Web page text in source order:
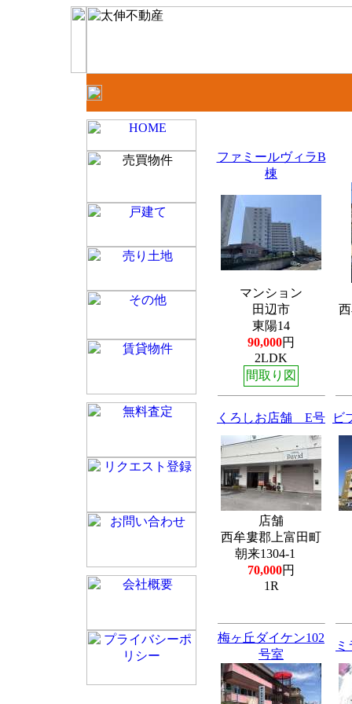
ファミールヴィラB
棟
マンション
田辺市
東陽14
90,000円
2LDK
間取り図
くろしお店舗 E号 ビ
店舗
西牟婁郡上富田町
朝来1304-1
70,000円
1R
梅ヶ丘ダイケン102
号室